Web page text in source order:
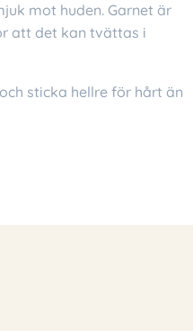
mot huden. Garnet är
att det kan tvättas i
sticka hellre för hårt än